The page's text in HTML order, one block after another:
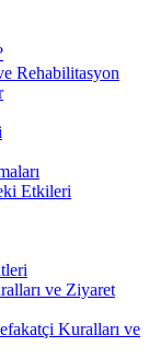
Rehabilitasyon
Etkileri
ve Ziyaret
Kuralları ve